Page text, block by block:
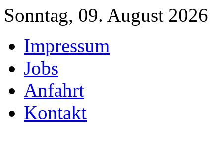
Sonntag, 09. August 2026
Impressum
Jobs
Anfahrt
Kontakt